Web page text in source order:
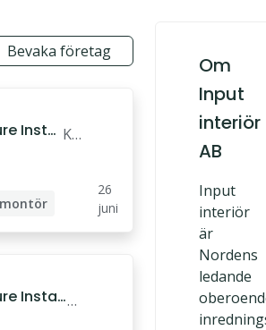
Bevaka företag
Instal Ka
26
juni
InstallL
Om
Input
interiör
AB
Input
interiör
är
Nordens
ledande